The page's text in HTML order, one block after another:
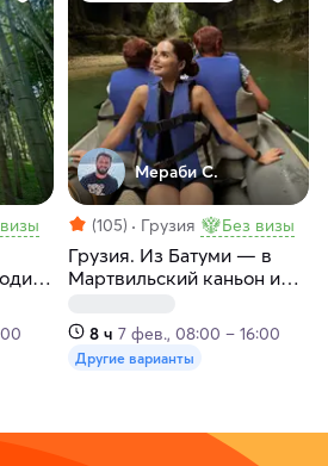
Мераби С.
(105) Грузия Без визы
Грузия. Из Батуми — в
Мартвильский каньон и
8 ч 7 фев., 08:00 – 16:00
Другие варианты